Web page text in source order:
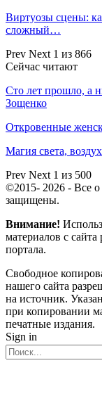
Виртуозы сцены:
сложный…
Prev Next 1 из 866
Сейчас читают
Сто лет прошло, а
Зощенко
Откровенные
Магия света,
Prev Next 1 из 500
©2015- 2026 - Все о
защищены.
Внимание!
материалов с сайта
портала.
Свободное
нашего сайта
на источник.
при копировании
печатные издания.
Sign in